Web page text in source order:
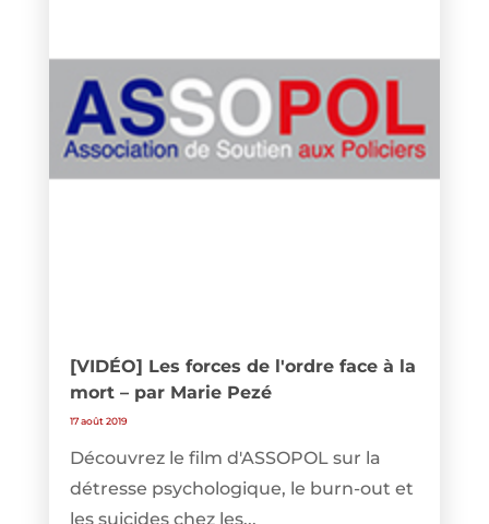
[VIDÉO] Les forces de l'ordre face à la
mort – par Marie Pezé
17 août 2019
Découvrez le film d'ASSOPOL sur la
détresse psychologique, le burn-out et
les suicides chez les...